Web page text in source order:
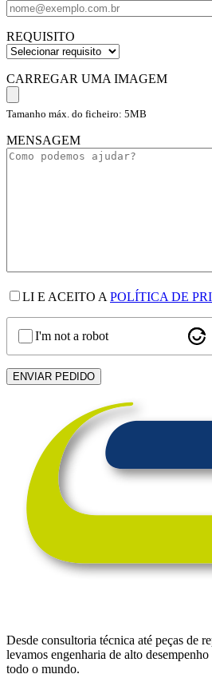
REQUISITO
CARREGAR UMA IMAGEM
Tamanho máx. do ficheiro: 5MB
MENSAGEM
LI E ACEITO A POLÍTICA DE
I'm not a robot
Desde consultoria técnica até peças de
levamos engenharia de alto
todo o mundo.